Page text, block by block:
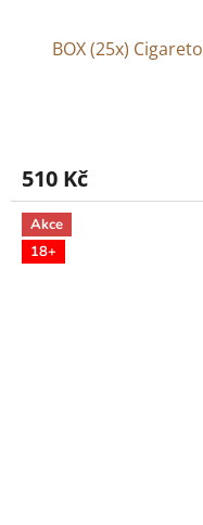
BOX (25x)
510 Kč
Akce
18+